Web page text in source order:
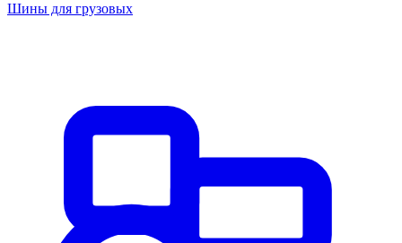
Шины для грузовых